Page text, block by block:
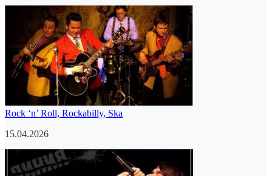
Rock ‘n’ Roll, Rockabilly, Ska
15.04.2026